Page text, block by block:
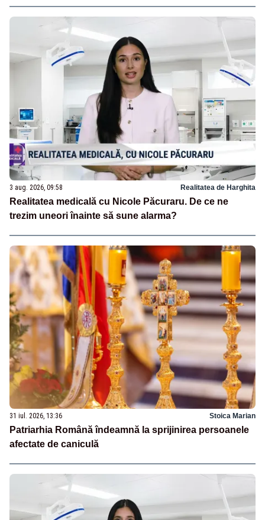
3 aug. 2026, 09:58 Realitatea de Harghita
Realitatea medicală cu Nicole Păcuraru. De ce ne
trezim uneori înainte să sune alarma?
31 iul. 2026, 13:36 Stoica Marian
Patriarhia Română îndeamnă la sprijinirea persoanele
afectate de caniculă